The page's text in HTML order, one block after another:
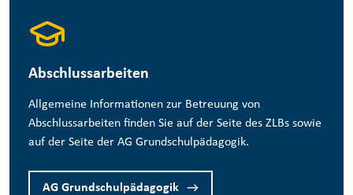
Abschlussarbeiten
Allgemeine Informationen zur Betreuung von
Abschlussarbeiten finden Sie auf der Seite des ZLBs sowie
auf der Seite der AG Grundschulpädagogik.
AG Grundschulpädagogik